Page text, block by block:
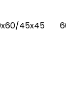
látku...
45x45